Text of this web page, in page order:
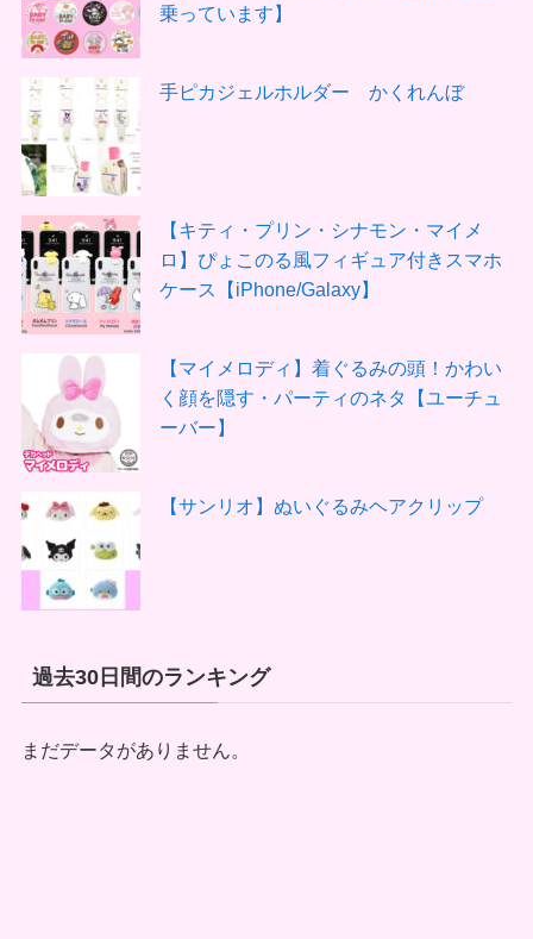
乗っています】
手ピカジェルホルダー かくれんぼ
【キティ・プリン・シナモン・マイメ
ロ】ぴょこのる風フィギュア付きスマホ
ケース【iPhone/Galaxy】
【マイメロディ】着ぐるみの頭！かわい
く顔を隠す・パーティのネタ【ユーチュ
ーバー】
【サンリオ】ぬいぐるみヘアクリップ
過去30日間のランキング
まだデータがありません。